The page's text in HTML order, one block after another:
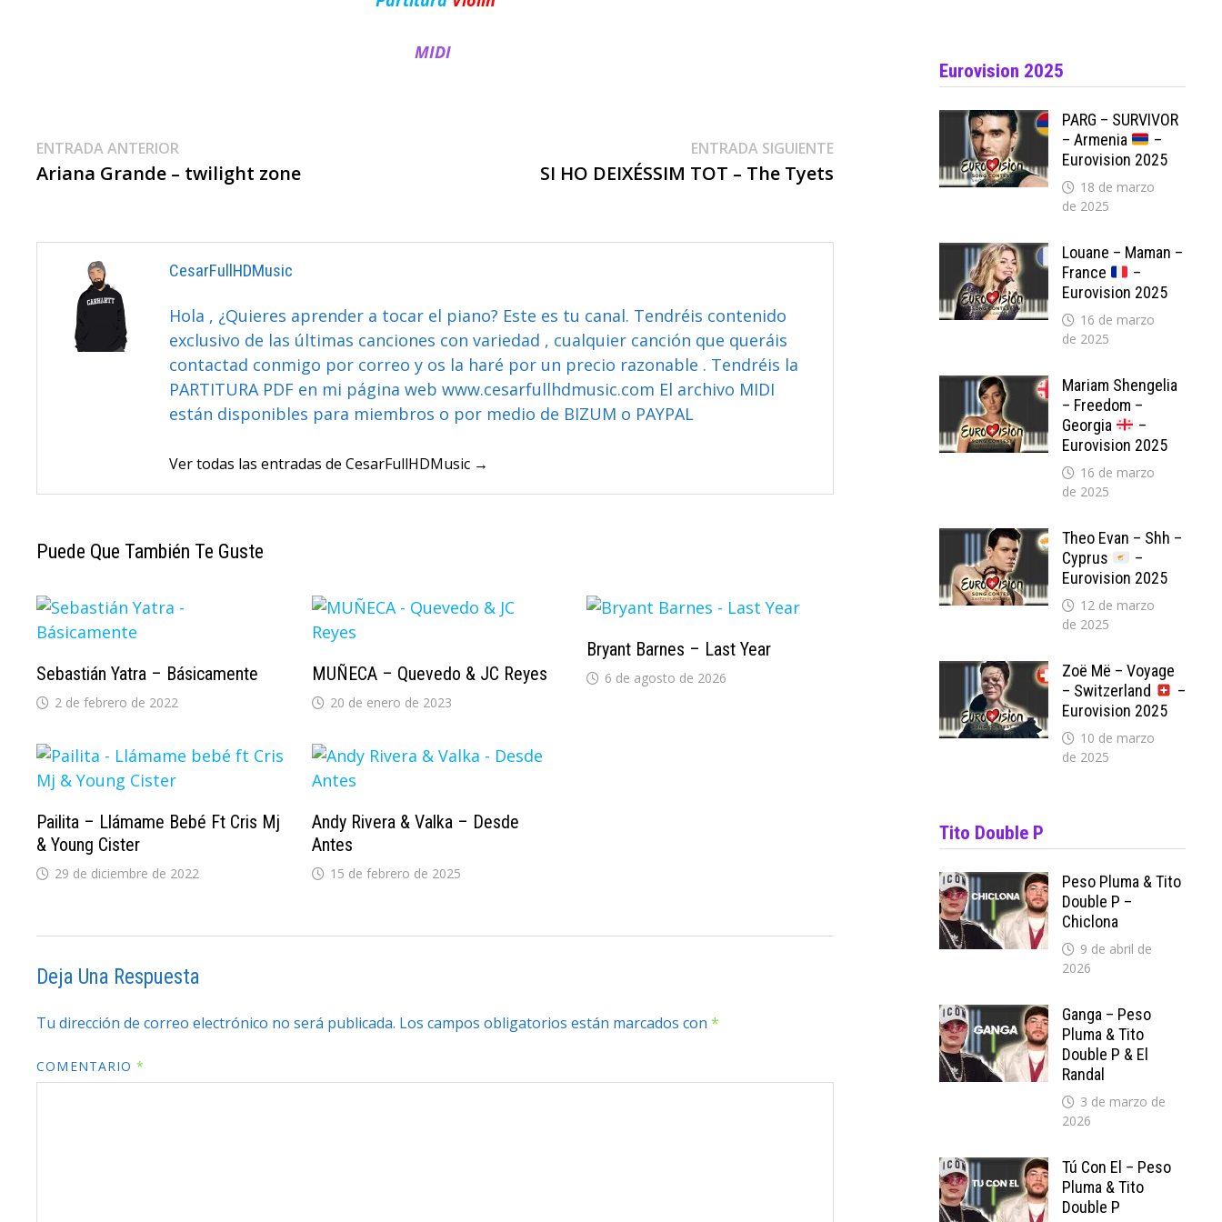
MIDI
Navegación
De
ENTRADA ANTERIOR
anterior:
Ariana Grande – twilight zone
ENTRADA SIGUIENTEEntrada
SI HO DEIXÉSSIM TOT – The Tyets
CesarFullHDMusic
Hola , ¿Quieres aprender a tocar el piano? Este es tu canal. Tendréis contenido
exclusivo de las últimas canciones con variedad , cualquier canción que queráis
contactad conmigo por correo y os la haré por un precio razonable . Tendréis la
PARTITURA PDF en mi página web www.cesarfullhdmusic.com El archivo MIDI
están disponibles para miembros o por medio de BIZUM o PAYPAL
Ver todas las entradas de CesarFullHDMusic →
Puede Que También Te Guste
Sebastián Yatra – Básicamente
2 de febrero de 2022
MUÑECA – Quevedo & JC Reyes
20 de enero de 2023
Bryant Barnes – Last Year
6 de agosto de 2026
Pailita – Llámame Bebé Ft Cris Mj
& Young Cister
29 de diciembre de 2022
Andy Rivera & Valka – Desde
Antes
15 de febrero de 2025
Deja Una Respuesta
Tu dirección de correo electrónico no será publicada. Los campos obligatorios están marcados con*
COMENTARIO*
Eurovision 2025
PARG – SURVIVOR
– Armenia
–
Eurovision 2025
18 de marzo
de 2025
Louane – Maman –
France
–
Eurovision 2025
16 de marzo
de 2025
Mariam Shengelia
– Freedom –
Georgia
–
Eurovision 2025
16 de marzo
de 2025
Theo Evan – Shh –
Cyprus
–
Eurovision 2025
12 de marzo
de 2025
Zoë Më – Voyage
– Switzerland
–
Eurovision 2025
10 de marzo
de 2025
Tito Double P
Peso Pluma & Tito
Double P –
Chiclona
9 de abril de
2026
Ganga – Peso
Pluma & Tito
Double P & El
Randal
3 de marzo de
2026
Tú Con El – Peso
Pluma & Tito
Double P